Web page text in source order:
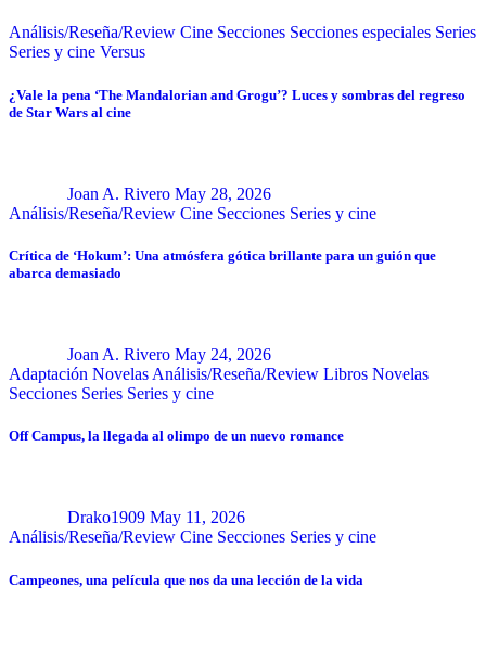
Análisis/Reseña/Review Cine Secciones Secciones especiales Series
Series y cine Versus
¿Vale la pena ‘The Mandalorian and Grogu’? Luces y sombras del regreso
de Star Wars al cine
Joan A. Rivero May 28, 2026
Análisis/Reseña/Review Cine Secciones Series y cine
Crítica de ‘Hokum’: Una atmósfera gótica brillante para un guión que
abarca demasiado
Joan A. Rivero May 24, 2026
Adaptación Novelas Análisis/Reseña/Review Libros Novelas
Secciones Series Series y cine
Off Campus, la llegada al olimpo de un nuevo romance
Drako1909 May 11, 2026
Análisis/Reseña/Review Cine Secciones Series y cine
Campeones, una película que nos da una lección de la vida